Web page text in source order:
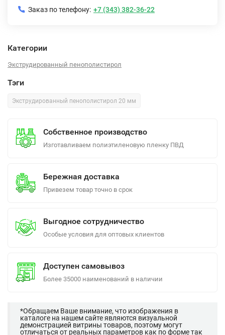
Заказ по телефону: +7 (343) 382-36-22
Категории
Экструдированный пенополистирол
Тэги
Экструдированный пенополистирол 20 мм
Собственное производство
Изготавливаем полиэтиленовую пленку ПВД
Бережная доставка
Привезем товар точно в срок
Выгодное сотрудничество
Особые условия для оптовых клиентов
Доступен самовывоз
Более 35000 наименований в наличии
*Обращаем Ваше внимание, что изображения в
каталоге на нашем сайте являются визуальной
демонстрацией витрины товаров, поэтому могут
отличаться от реальных параметров как по форме так